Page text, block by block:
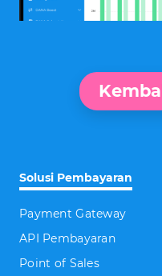
Solusi Pembayaran
Payment Gateway
API Pembayaran
Point of Sales